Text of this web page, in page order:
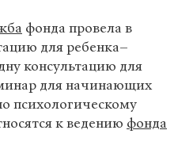
фонда провела в
для ребенка–
консультацию для
для начинающих
психологическому
к ведению фонда